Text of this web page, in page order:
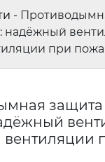
-
при
вентиляции